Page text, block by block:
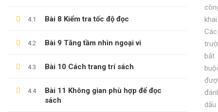
4.1 Bài 8 Kiểm tra tốc độ đọc
4.2 Bài 9 Tăng tầm nhìn ngoại vi
4.3 Bài 10 Cách trang trí sách
4.4
Bài 11 Không gian phù hợp để đọc
sách
khai.
Các
bắt
dấu
(0)347658345